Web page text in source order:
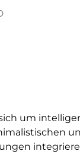
des
um